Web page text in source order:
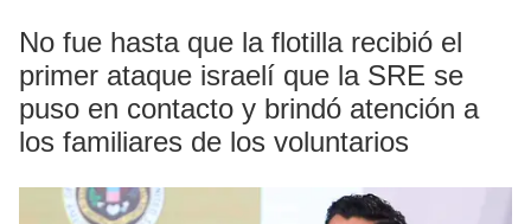
No fue hasta que la flotilla recibió el
primer ataque israelí que la SRE se
puso en contacto y brindó atención a
los familiares de los voluntarios